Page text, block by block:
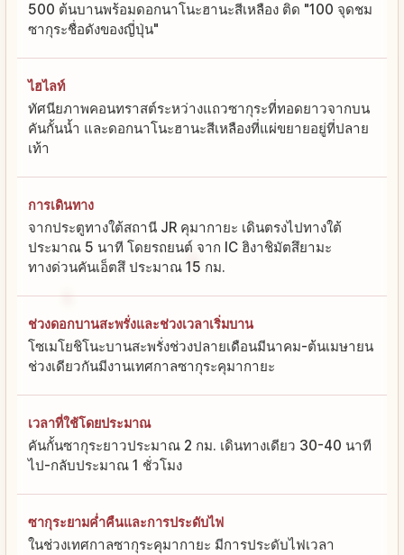
500 ต้นบานพร้อมดอกนาโนะฮานะสีเหลือง ติด "100 จุดชม
ซากุระชื่อดังของญี่ปุ่น"
ไฮไลท์
ทัศนียภาพคอนทราสต์ระหว่างแถวซากุระที่ทอดยาวจากบน
คันกั้นน้ำ และดอกนาโนะฮานะสีเหลืองที่แผ่ขยายอยู่ที่ปลาย
เท้า
การเดินทาง
จากประตูทางใต้สถานี JR คุมากายะ เดินตรงไปทางใต้
ประมาณ 5 นาที โดยรถยนต์ จาก IC ฮิงาชิมัตสึยามะ
ทางด่วนคันเอ็ตสึ ประมาณ 15 กม.
ช่วงดอกบานสะพรั่งและช่วงเวลาเริ่มบาน
โซเมโยชิโนะบานสะพรั่งช่วงปลายเดือนมีนาคม-ต้นเมษายน
ช่วงเดียวกันมีงานเทศกาลซากุระคุมากายะ
เวลาที่ใช้โดยประมาณ
คันกั้นซากุระยาวประมาณ 2 กม. เดินทางเดียว 30-40 นาที
ไป-กลับประมาณ 1 ชั่วโมง
ซากุระยามค่ำคืนและการประดับไฟ
ในช่วงเทศกาลซากุระคุมากายะ มีการประดับไฟเวลา